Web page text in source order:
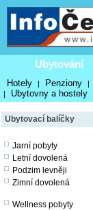
Ubytování
Hotely | Penziony |
| Ubytovny a hostely
Ubytovací balíčky
Jarní pobyty
Letní dovolená
Podzim levněji
Zimní dovolená
Wellness pobyty